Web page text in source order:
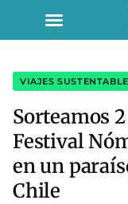
VIAJES
Sorteamos
Festival
en un
Chile